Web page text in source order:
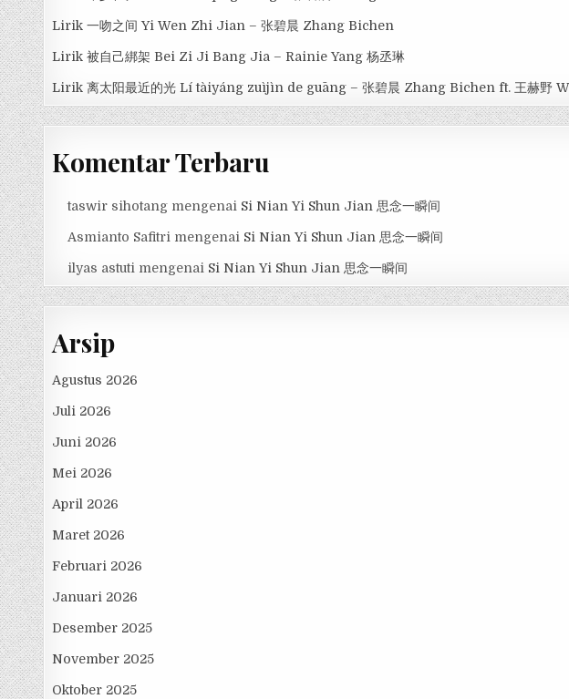
Lirik 一吻之间 Yi Wen Zhi Jian – 张碧晨 Zhang Bichen
Lirik 被自己綁架 Bei Zi Ji Bang Jia – Rainie Yang 杨丞琳
Lirik 离太阳最近的光 Lí tàiyáng zuìjìn de guāng – 张碧晨 Zhang Bichen ft. 王赫野
Komentar Terbaru
taswir sihotangmengenai Si Nian Yi Shun Jian 思念一瞬间
Asmianto Safitri mengenai Si Nian Yi Shun Jian 思念一瞬间
ilyas astuti mengenai Si Nian Yi Shun Jian 思念一瞬间
Arsip
Agustus 2026
Juli 2026
Juni 2026
Mei 2026
April 2026
Maret 2026
Februari 2026
Januari 2026
Desember 2025
November 2025
Oktober 2025